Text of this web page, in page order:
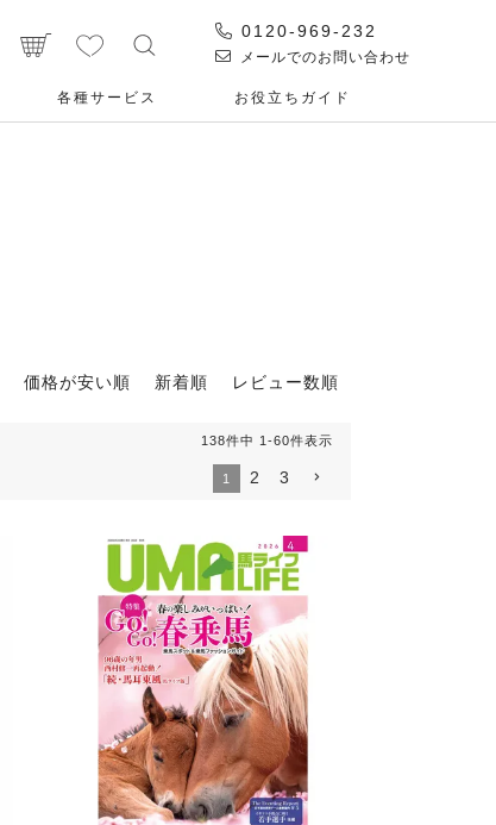
0120-969-232
メールでのお問い合わせ
各種サービス お役⽴ちガイド
価格が安い順 新着順 レビュー数順
138件中 1 -60件表示
1 2 3